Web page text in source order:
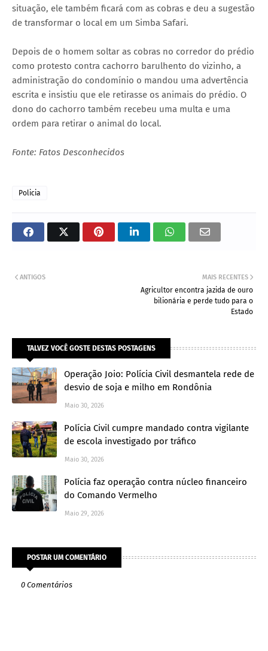
situação, ele também ficará com as cobras e deu a sugestão
de transformar o local em um Simba Safari.
Depois de o homem soltar as cobras no corredor do prédio
como protesto contra cachorro barulhento do vizinho, a
administração do condomínio o mandou uma advertência
escrita e insistiu que ele retirasse os animais do prédio. O
dono do cachorro também recebeu uma multa e uma
ordem para retirar o animal do local.
Fonte: Fatos Desconhecidos
Policia
MAIS RECENTES
Agricultor encontra jazida de ouro
bilionária e perde tudo para o
Estado
ANTIGOS
TALVEZ VOCÊ GOSTE DESTAS POSTAGENS
Operação Joio: Polícia Civil desmantela rede de
desvio de soja e milho em Rondônia
Maio 30, 2026
Polícia Civil cumpre mandado contra vigilante
de escola investigado por tráfico
Maio 30, 2026
Polícia faz operação contra núcleo financeiro
do Comando Vermelho
Maio 29, 2026
POSTAR UM COMENTÁRIO
0 Comentários